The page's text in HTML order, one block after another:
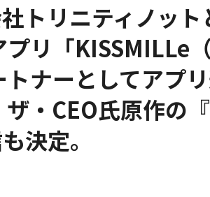
トリニティノット
リ「KISSMILLe
ナーとしてアプ
・CEO氏原作の
決定。